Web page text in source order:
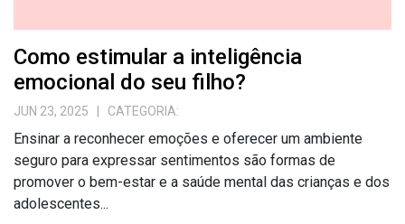
Como estimular a inteligência
emocional do seu filho?
JUN 23, 2025 | CATEGORIA:
Ensinar a reconhecer emoções e oferecer um ambiente
seguro para expressar sentimentos são formas de
promover o bem-estar e a saúde mental das crianças e dos
adolescentes...